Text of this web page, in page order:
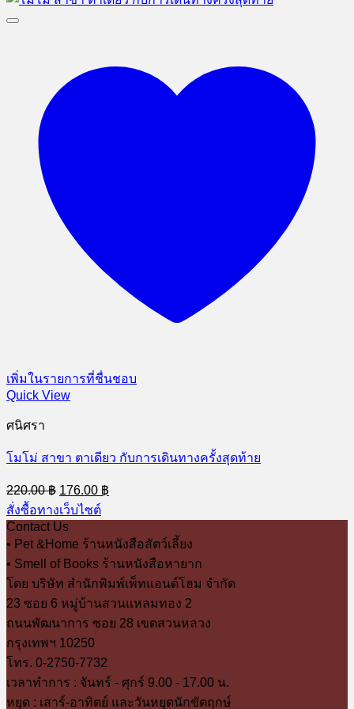
เพิ่มในรายการที่ชื่นชอบ
Quick View
ศนิศรา
โมโม่ สาขา ตาเดียว กับการเดินทางครั้งสุดท้าย
220.00฿ Original
price
was:
220.00 ฿.
176.00 ฿
price
สั่งซื้อทางเว็บไซต์
Contact Us
• Pet &Home ร้านหนังสือสัตว์เลี้ยง
• Smell of Books ร้านหนังสือหายาก
โดย บริษัท สำนักพิมพ์เพ็ทแอนด์โฮม จำกัด
23 ซอย 6 หมู่บ้านสวนแหลมทอง 2
ถนนพัฒนาการ ซอย 28 เขตสวนหลวง
กรุงเทพฯ 10250
โทร. 0-2750-7732
เวลาทำการ : จันทร์ - ศุกร์ 9.00 - 17.00 น.
หยุด : เสาร์-อาทิตย์ และวันหยุดนักขัตฤกษ์